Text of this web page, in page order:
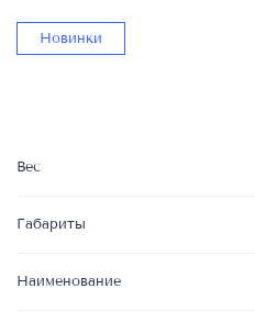
Новинки
Вес
Габариты
Наименование